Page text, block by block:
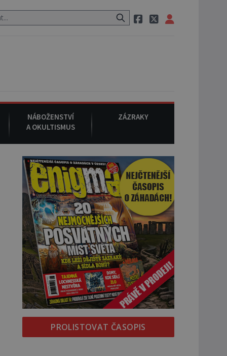
pak si na ulici zavolá taxi, nasedne do něj a už ho nikdy
NÁBOŽENSTVÍ
A OKULTISMUS
ZÁZRAKY
PROLISTOVAT ČASOPIS